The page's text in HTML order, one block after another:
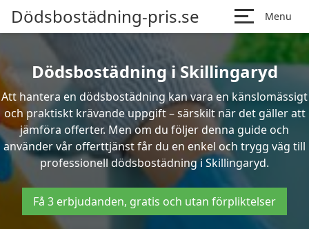
Dödsbostädning-pris.se Menu
Dödsbostädning i Skillingaryd
Att hantera en dödsbostädning kan vara en känslomässigt
och praktiskt krävande uppgift – särskilt när det gäller att
jämföra offerter. Men om du följer denna guide och
använder vår offerttjänst får du en enkel och trygg väg till
professionell dödsbostädning i Skillingaryd.
Få 3 erbjudanden, gratis och utan förpliktelser